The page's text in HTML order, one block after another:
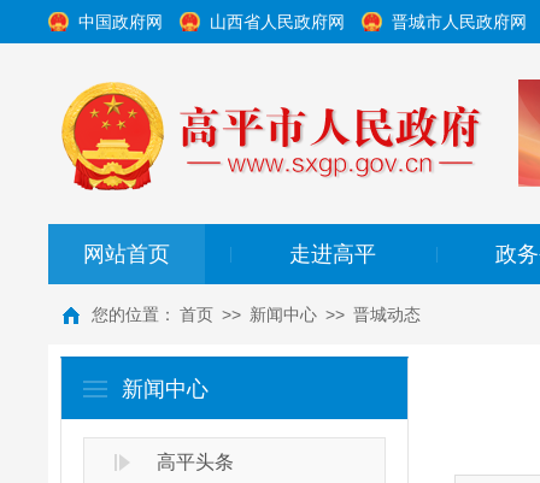
中国政府网 山西省人民政府网 晋城市人民政府网
网站首页 走进高平 政
您的位置： 首页 >> 新闻中心 >> 晋城动态
新闻中心
高平头条